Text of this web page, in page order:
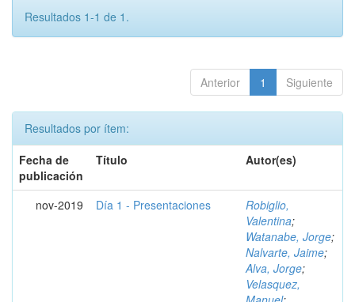
Resultados 1-1 de 1.
Anterior 1 Siguiente
Resultados por ítem:
Fecha de
publicación
Título Autor(es)
nov-2019 Día 1 - Presentaciones
Robiglio,
Valentina;
Watanabe, Jorge;
Nalvarte, Jaime;
Alva, Jorge;
Velasquez,